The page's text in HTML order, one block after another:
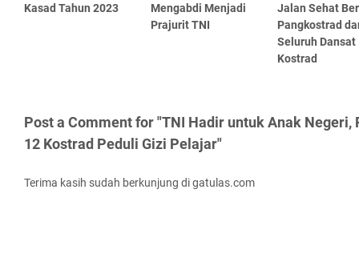
Kasad Tahun 2023
Mengabdi Menjadi
Prajurit TNI
Jalan Sehat
Pangkostrad
Seluruh Dansat
Kostrad
Post a Comment for "TNI Hadir untuk Anak Negeri,
12 Kostrad Peduli Gizi Pelajar"
Terima kasih sudah berkunjung di gatulas.com